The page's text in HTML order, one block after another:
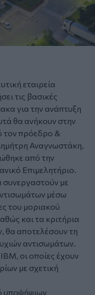
εταιρεία
τις βασικές
για την ανάπτυξη
θα ανήκουν στην
τον πρόεδρο &
Αναγνωστάκη,
από την
Eπιμελητήριο.
συνεργαστούν με
μέσω
του μοριακού
και τα κριτήρια
θα αποτελέσουν τη
αντισωμάτων.
οι οποίες έχουν
με σχετική
υποψήφιων